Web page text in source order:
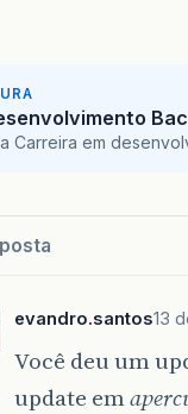
Carreira em
evandro.santos13
Você deu um
update em